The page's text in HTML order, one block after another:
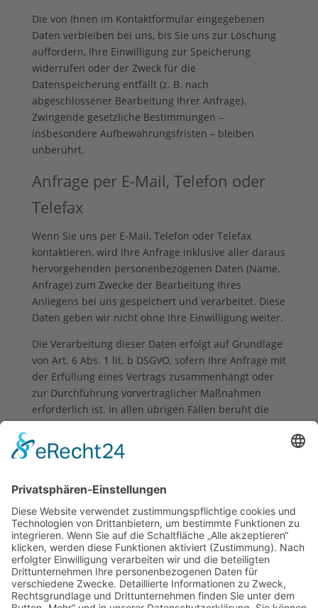
Die von Ihnen im Kontaktformular eingegebenen
Daten verbleiben bei uns, bis Sie uns zur Löschung
auffordern, Ihre Einwilligung zur Speicherung
widerrufen oder der Zweck für die
Datenspeicherung entfällt (z. B. nach
abgeschlossener Bearbeitung Ihrer Anfrage).
Zwingende gesetzliche Bestimmungen –
insbesondere Aufbewahrungsfristen – bleiben
unberührt.
Anfrage per E-Mail, Telefon oder
Telefax
Wenn Sie uns per E-Mail, Telefon oder Telefax
kontaktieren, wird Ihre Anfrage inklusive aller daraus
hervorgehenden personenbezogenen Daten (Name,
Anfrage) zum Zwecke der Bearbeitung Ihres
Anliegens bei uns gespeichert und verarbeitet. Diese
Daten geben wir nicht ohne Ihre Einwilligung weiter.
Die Verarbeitung dieser Daten erfolgt auf Grundlage
von Art. 6 Abs. 1 lit. b DSGVO, sofern Ihre Anfrage mit
der Erfüllung eines Vertrags zusammenhängt oder
zur Durchführung vorvertraglicher Maßnahmen
erforderlich ist. In allen übrigen Fällen beruht die
Verarbeitung auf unserem berechtigten Interesse an
der effektiven Bearbeitung der an uns gerichteten
Anfragen (Art. 6 Abs. 1 lit. f DSGVO) oder auf Ihrer
abgefragt wurde; die Einwilligung ist jederzeit
widerrufbar.
Die von Ihnen an uns per Kontaktanfragen
übersandten Daten verbleiben bei uns, bis Sie uns
zur Löschung auffordern, Ihre Einwilligung zur
Speicherung widerrufen oder der Zweck für die
Datenspeicherung entfällt (z. B. nach